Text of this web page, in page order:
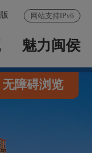
网站支持IPv6
魅力闽侯
无障碍浏览